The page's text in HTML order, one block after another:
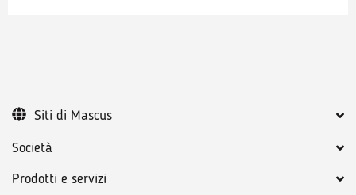
Società
Prodotti e servizi
Siti di Mascus